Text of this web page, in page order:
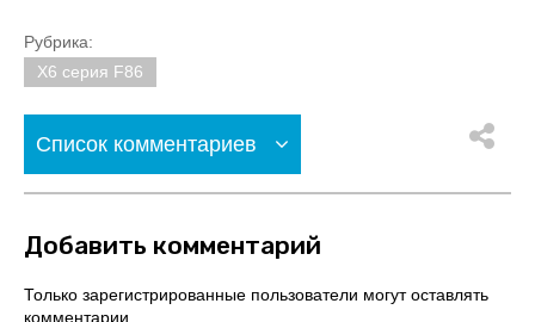
Рубрика:
X6 серия F86
Список комментариев
Добавить комментарий
Только зарегистрированные пользователи могут оставлять
комментарии.